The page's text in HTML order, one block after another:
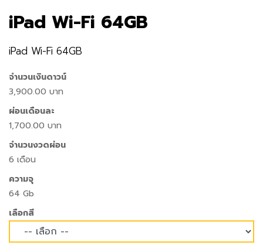
iPad Wi-Fi 64GB
iPad Wi-Fi 64GB
จำนวนเงินดาวน์
3,900.00 บาท
ผ่อนเดือนละ
1,700.00 บาท
จำนวนงวดผ่อน
6 เดือน
ความจุ
64 Gb
เลือกสี